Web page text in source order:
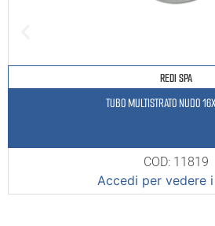
REDI SPA
TUBO MULTISTRATO NUDO
COD: 11819
Accedi per vedere